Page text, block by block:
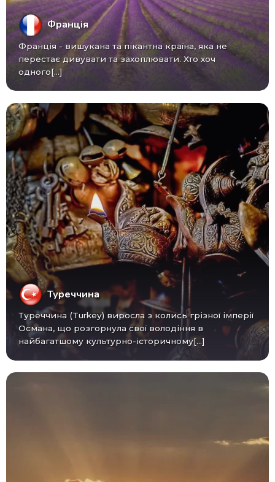
Франція
Франція - вишукана та пікантна країна, яка не
перестає дивувати та захоплювати. Хто хоч
одного[...]
Туреччина
Туреччина (Turkey) виросла з колись грізної імперії
Османа, що розгорнула свої володіння в
найбагатшому культурно-історичному[...]